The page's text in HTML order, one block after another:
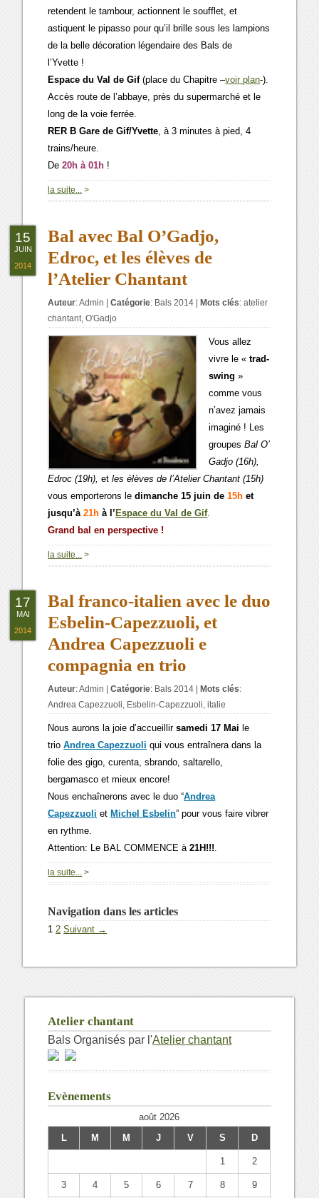
retendent le tambour, actionnent le soufflet, et
astiquent le pipasso pour qu’il brille sous les lampions
de la belle décoration légendaire des Bals de
l’Yvette !
Espace du Val de Gif(place du Chapitre –voir plan-).
Accès route de l’abbaye, près du supermarché et le
long de la voie ferrée.
RER B Gare de Gif/Yvette, à 3 minutes à pied, 4
trains/heure.
De20h à 01h !
la suite... >
Bal avec Bal O’Gadjo,
Edroc, et les élèves de
l’Atelier Chantant
Auteur:Admin |Catégorie: Bals 2014 Mots clés:atelier
chantant,O'Gadjo
Vous allez
vivre le «trad-
swing »
comme vous
n’avez jamais
imaginé ! Les
groupesBal O’
Gadjo (16h),
Edroc (19h),et les élèves de l’Atelier Chantant (15h)
vous emporterons ledimanche 15 juin de15h et
jusqu’à21h à l’ Espace du Val de Gif.
Grand bal en perspective !
la suite... >
15
JUIN
2014
Bal franco-italien avec le duo
Esbelin-Capezzuoli, et
Andrea Capezzuoli e
compagnia en trio
Auteur:Admin |Catégorie: Bals 2014 Mots clés:
Andrea Capezzuoli, Esbelin-Capezzuoli,italie
Nous aurons la joie d’accueillirsamedi 17 Mai le
trioAndrea Capezzuoli qui vous entraînera dans la
folie des gigo, curenta, sbrando, saltarello,
bergamasco et mieux encore!
Nous enchaînerons avec le duo “Andrea
Capezzuoli et Michel Esbelin” pour vous faire vibrer
en rythme.
Attention: Le BAL COMMENCE à21H!!!.
la suite... >
17
MAI
2014
Navigation dans les articles
1 2 Suivant →
Atelier chantant
Bals Organisés par l'Atelier chantant
Evènements
août 2026
L
M M J V S D
1 2
3 4 5 6 7 8 9